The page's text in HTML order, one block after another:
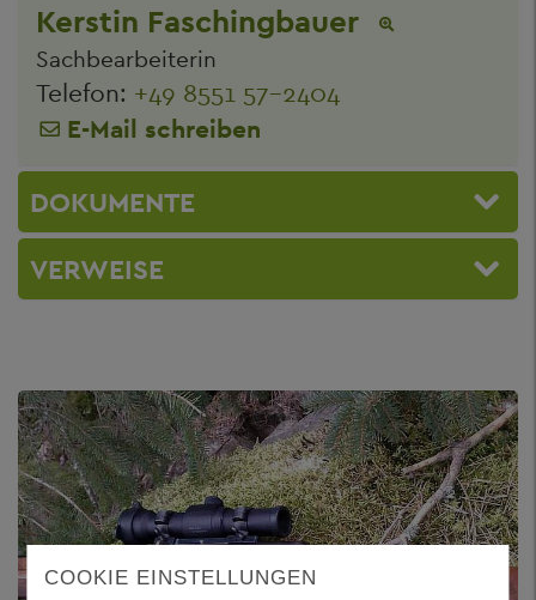
Kerstin Faschingbauer
Sachbearbeiterin
Telefon: +49 8551 57-2404
E-Mail schreiben
DOKUMENTE
VERWEISE
COOKIE EINSTELLUNGEN